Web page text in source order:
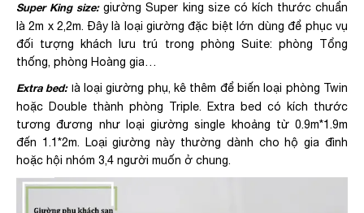
Super King size:giường Super king size có kích thước chuẩn
là 2m x 2,2m. Đây là loại giường đặc biệt lớn dùng để phục vụ
đối tượng khách lưu trú trong phòng Suite: phòng Tổng
thống, phòng Hoàng gia…
Extra bed: là loại giường phụ, kê thêm để biến loại phòng Twin
hoặc Double thành phòng Triple. Extra bed có kích thước
tương đương như loại giường single khoảng từ 0.9m*1.9m
đến 1.1*2m. Loại giường này thường dành cho hộ gia đình
hoặc hội nhóm 3,4 người muốn ở chung.